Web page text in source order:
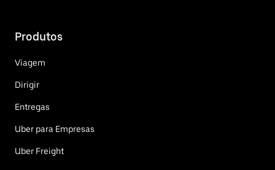
Produtos
Viagem
Dirigir
Entregas
Uber para Empresas
Uber Freight